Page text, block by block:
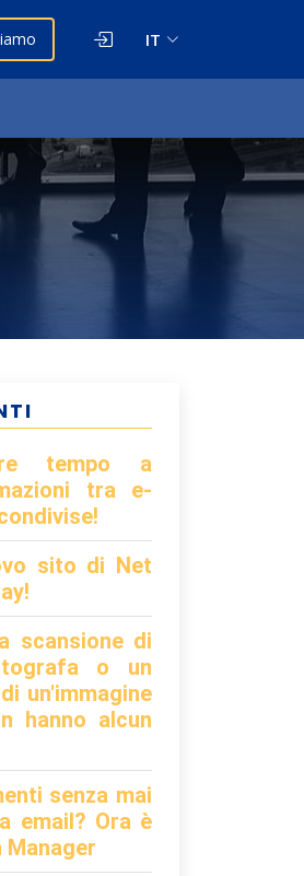
IT
tempo a
tra e-
sito di Net
scansione di
o un
un'immagine
hanno alcun
senza mai
email? Ora è
Manager